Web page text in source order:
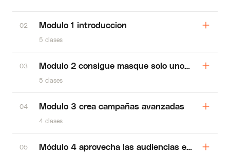
02 Modulo 1 introduccion
5 clases
03 Modulo 2 consigue masque solo unos clicks
5 clases
04 Modulo 3 crea campañas avanzadas
4 clases
05 Módulo 4 aprovecha las audiencias en